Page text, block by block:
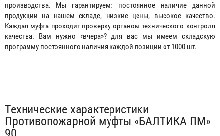
производства. Мы гарантируем: постоянное наличие данной
продукции на нашем складе, низкие цены, высокое качество.
Каждая муфта проходит проверку органом технического контроля
качества. Вам нужно «вчера»? для вас мы имеем складскую
программу постоянного наличия каждой позиции от 1000 шт.
Табы
Технические характеристики
Противопожарной муфты «БАЛТИКА ПМ»
90